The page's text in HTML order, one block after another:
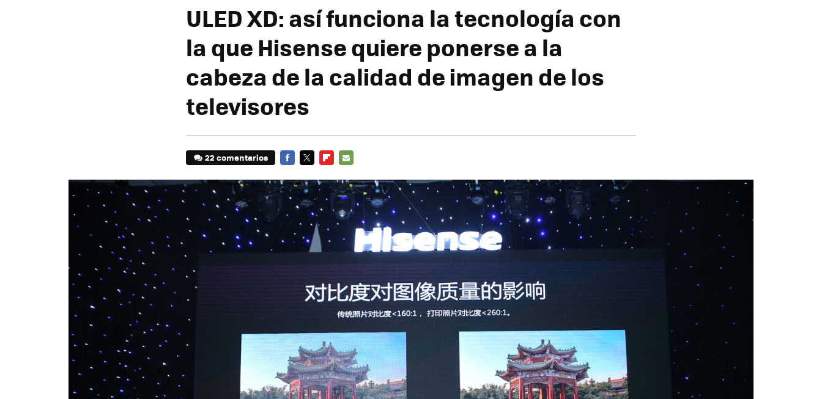
ULED XD: así funciona la tecnología con
la que Hisense quiere ponerse a la
cabeza de la calidad de imagen de los
televisores
22 comentarios
MAIL